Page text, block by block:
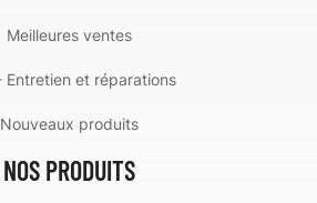
Meilleures ventes
Entretien et réparations
Nouveaux produits
NOS PRODUITS